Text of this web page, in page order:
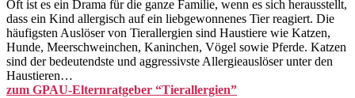
Oft ist es ein Drama für die ganze Familie, wenn es sich herausstellt,
dass ein Kind allergisch auf ein liebgewonnenes Tier reagiert. Die
häufigsten Auslöser von Tierallergien sind Haustiere wie Katzen,
Hunde, Meerschweinchen, Kaninchen, Vögel sowie Pferde. Katzen
sind der bedeutendste und aggressivste Allergieauslöser unter den
Haustieren…
zum GPAU-Elternratgeber “Tierallergien”